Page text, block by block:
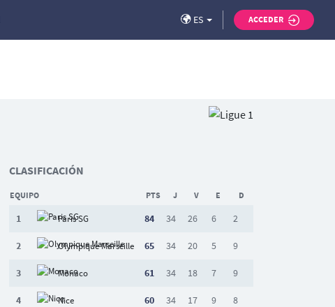
ES ACCEDER
CLASIFICACIÓN
EQUIPO PTS J V E D
1 Paris SG 84 34 26 6 2
2 Olympique Marseille 65 34 20 5 9
3 Monaco 61 34 18 7 9
4 Nice 60 34 17 9 8